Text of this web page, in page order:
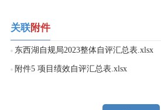
关联附件
东西湖自规局2023整体自评汇总表.xlsx
附件5 项目绩效自评汇总表.xlsx